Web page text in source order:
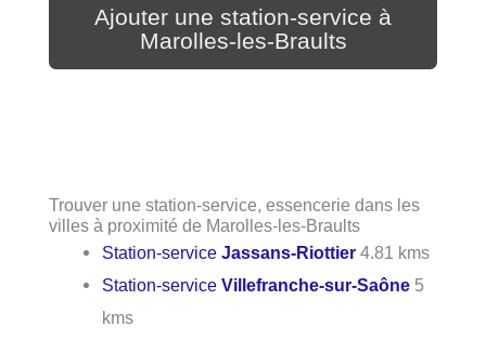
Ajouter une station-service à
Marolles-les-Braults
Trouver une station-service, essencerie dans les
villes à proximité de Marolles-les-Braults
Station-serviceJassans-Riottier 4.81 kms
Station-serviceVillefranche-sur-Saône 5
kms